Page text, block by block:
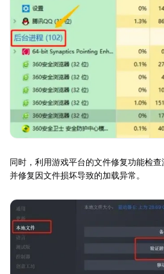
同时，利用游戏平台的文件修复功能检
并修复因文件损坏导致的加载异常。